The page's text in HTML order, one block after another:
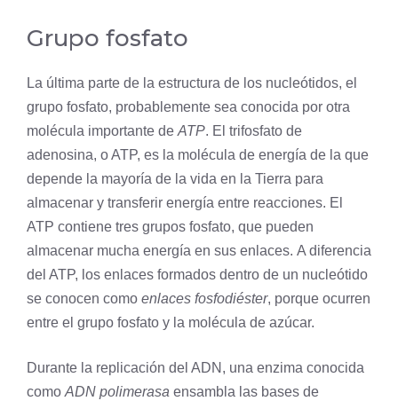
Grupo fosfato
La última parte de la estructura de los nucleótidos, el
grupo fosfato, probablemente sea conocida por otra
molécula importante de ATP. El trifosfato de
adenosina, o ATP, es la molécula de energía de la que
depende la mayoría de la vida en la Tierra para
almacenar y transferir energía entre reacciones. El
ATP contiene tres grupos fosfato, que pueden
almacenar mucha energía en sus enlaces. A diferencia
del ATP, los enlaces formados dentro de un nucleótido
se conocen como enlaces fosfodiéster, porque ocurren
entre el grupo fosfato y la molécula de azúcar.
Durante la replicación del ADN, una enzima conocida
como ADN polimerasa ensambla las bases de